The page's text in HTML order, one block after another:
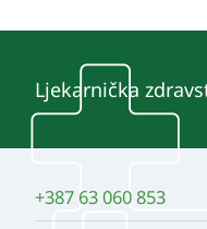
Ljekarnička
+387 63 060 853